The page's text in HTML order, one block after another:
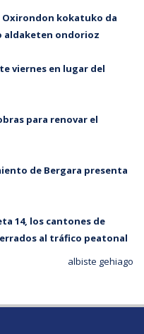
Oxirondon kokatuko da
aldaketen ondorioz
viernes en lugar del
para renovar el
de Bergara presenta
14, los cantones de
al tráfico peatonal
albiste gehiago